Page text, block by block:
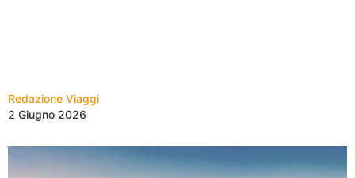
Redazione Viaggi
2 Giugno 2026